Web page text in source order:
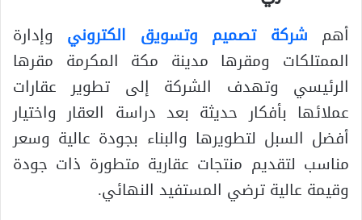
أهم شركة تصميم وتسويق الكتروني وإدارة
الممتلكات ومقرها مدينة مكة المكرمة مقرها
الرئيسي وتهدف الشركة إلى تطوير عقارات
عملائها بأفكار حديثة بعد دراسة العقار واختيار
أفضل السبل لتطويرها والبناء بجودة عالية وسعر
مناسب لتقديم منتجات عقارية متطورة ذات جودة
وقيمة عالية ترضي المستفيد النهائي.